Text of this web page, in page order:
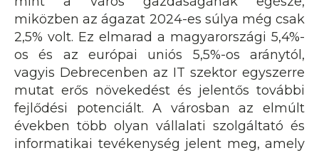
miközben az ágazat 2024-es súlya még csak
2,5% volt. Ez elmarad a magyarországi 5,4%-
os és az európai uniós 5,5%-os aránytól,
vagyis Debrecenben az IT szektor egyszerre
mutat erős növekedést és jelentős további
fejlődési potenciált. A városban az elmúlt
években több olyan vállalati szolgáltató és
informatikai tevékenység jelent meg, amely